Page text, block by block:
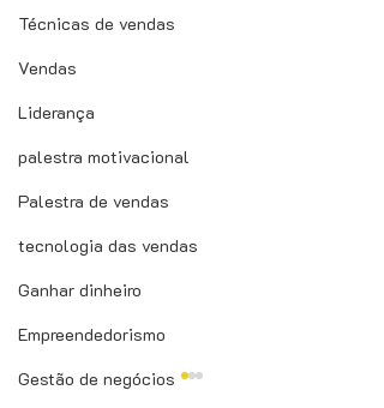
Técnicas de vendas
Vendas
Liderança
palestra motivacional
Palestra de vendas
tecnologia das vendas
Ganhar dinheiro
Empreendedorismo
Gestão de negócios